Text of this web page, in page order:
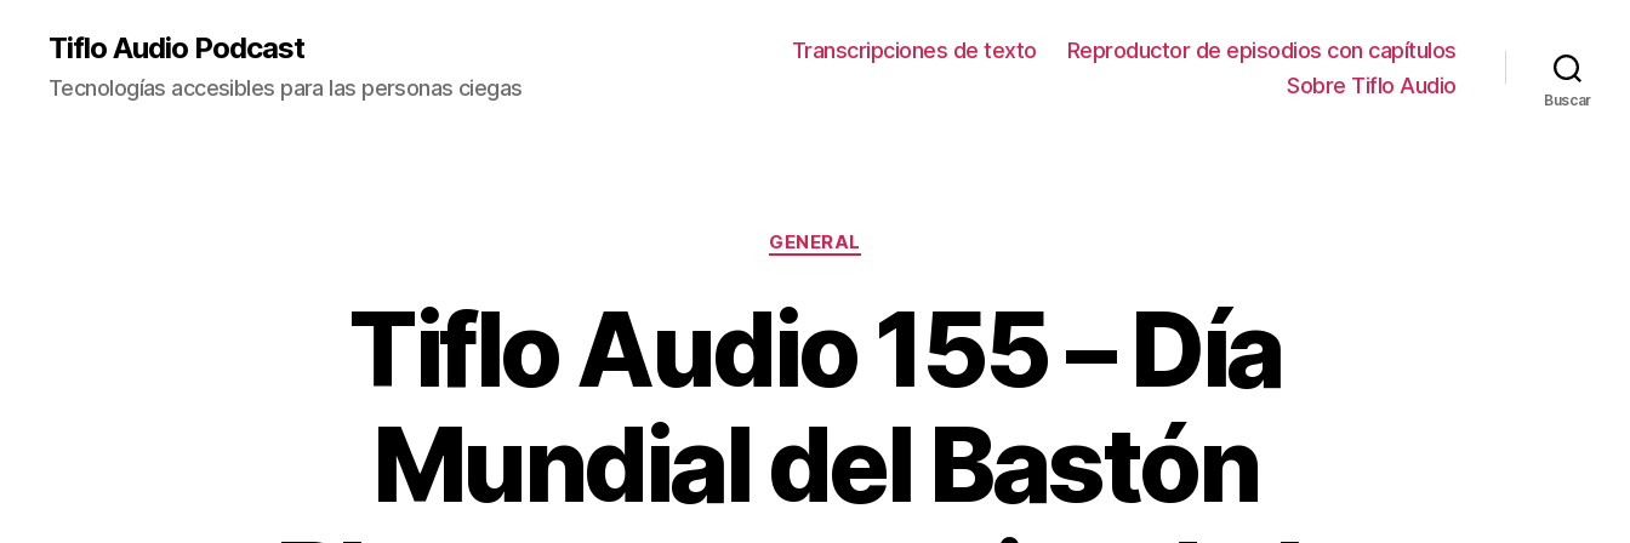
Tiflo Audio Podcast
Tecnologías accesibles para las personas ciegas
Transcripciones de texto
Reproductor de episodios con capítulos
Sobre Tiflo Audio
Buscar
Categorías
GENERAL
Tiflo Audio 155 – Día
Mundial del Bastón